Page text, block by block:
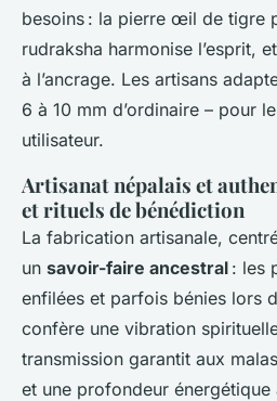
besoins : la pierre œil de tigre
rudraksha harmonise l’esprit,
à l’ancrage. Les artisans
6 à 10 mm d’ordinaire – pour
utilisateur.
Artisanat népalais et
et rituels de bénédiction
La fabrication artisanale,
un savoir-faire ancestral : les
enfilées et parfois bénies lors
confère une vibration
transmission garantit aux
et une profondeur énergétique